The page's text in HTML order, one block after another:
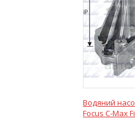
Водяний
Focus C-Max